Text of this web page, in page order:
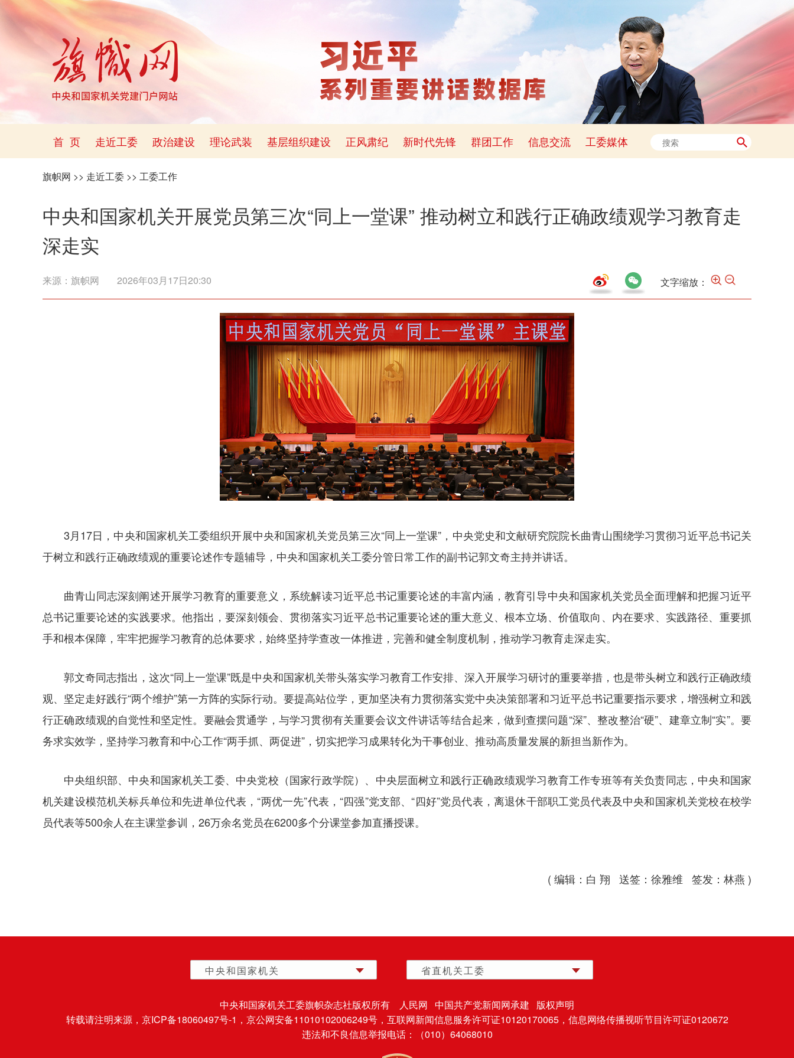
首 页 走近工委 政治建设 理论武装 基层组织建设 正风肃纪 新时代先锋 群团工作 信息交流 工委媒体
旗帜网 >> 走近工委 >> 工委工作
中央和国家机关开展党员第三次“同上一堂课” 推动树立和践行正确政绩观学习教育走
深走实
来源： 旗帜网 2026年03月17日20:30 文字缩放：
3月17日，中央和国家机关工委组织开展中央和国家机关党员第三次“同上一堂课”，中央党史和文献研究院院长曲青山围绕学习贯彻习近平总书记关
于树立和践行正确政绩观的重要论述作专题辅导，中央和国家机关工委分管日常工作的副书记郭文奇主持并讲话。
曲青山同志深刻阐述开展学习教育的重要意义，系统解读习近平总书记重要论述的丰富内涵，教育引导中央和国家机关党员全面理解和把握习近平
总书记重要论述的实践要求。他指出，要深刻领会、贯彻落实习近平总书记重要论述的重大意义、根本立场、价值取向、内在要求、实践路径、重要抓
手和根本保障，牢牢把握学习教育的总体要求，始终坚持学查改一体推进，完善和健全制度机制，推动学习教育走深走实。
郭文奇同志指出，这次“同上一堂课”既是中央和国家机关带头落实学习教育工作安排、深入开展学习研讨的重要举措，也是带头树立和践行正确政绩
观、坚定走好践行“两个维护”第一方阵的实际行动。要提高站位学，更加坚决有力贯彻落实党中央决策部署和习近平总书记重要指示要求，增强树立和践
行正确政绩观的自觉性和坚定性。要融会贯通学，与学习贯彻有关重要会议文件讲话等结合起来，做到查摆问题“深”、整改整治“硬”、建章立制“实”。要
务求实效学，坚持学习教育和中心工作“两手抓、两促进”，切实把学习成果转化为干事创业、推动高质量发展的新担当新作为。
中央组织部、中央和国家机关工委、中央党校（国家行政学院）、中央层面树立和践行正确政绩观学习教育工作专班等有关负责同志，中央和国家
机关建设模范机关标兵单位和先进单位代表，“两优一先”代表，“四强”党支部、“四好”党员代表，离退休干部职工党员代表及中央和国家机关党校在校学
员代表等500余人在主课堂参训，26万余名党员在6200多个分课堂参加直播授课。
( 编辑：白 翔 送签：徐雅维 签发：林燕 )
中央和国家机关 省直机关工委
中央和国家机关工委旗帜杂志社版权所有 人民网 中国共产党新闻网承建 版权声明
转载请注明来源， 京ICP备18060497号-1 ，京公网安备11010102006249号， 互联网新闻信息服务许可证10120170065， 信息网络传播视听节目许可证0120672
违法和不良信息举报电话：（010）64068010